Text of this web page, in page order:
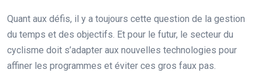
Quant aux défis, il y a toujours cette question de la gestion
du temps et des objectifs. Et pour le futur, le secteur du
cyclisme doit s’adapter aux nouvelles technologies pour
affiner les programmes et éviter ces gros faux pas.